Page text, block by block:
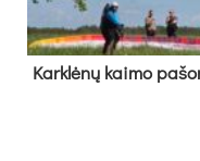
Kark­lė­nų kai­mo